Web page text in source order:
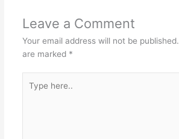
Leave a Comment
Your email address will not be published.
are marked *
here..